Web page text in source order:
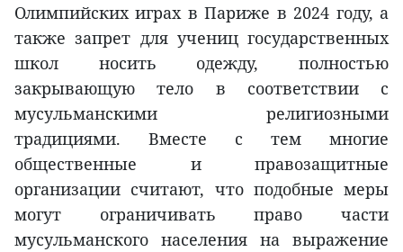
Олимпийских играх в Париже в 2024 году, а
также запрет для учениц государственных
школ носить одежду, полностью
закрывающую тело в соответствии с
мусульманскими религиозными
традициями. Вместе с тем многие
общественные и правозащитные
организации считают, что подобные меры
могут ограничивать право части
мусульманского населения на выражение